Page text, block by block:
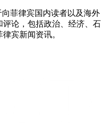
菲律宾国内读者以及海外
论，包括政治、经济、石
宾新闻资讯。